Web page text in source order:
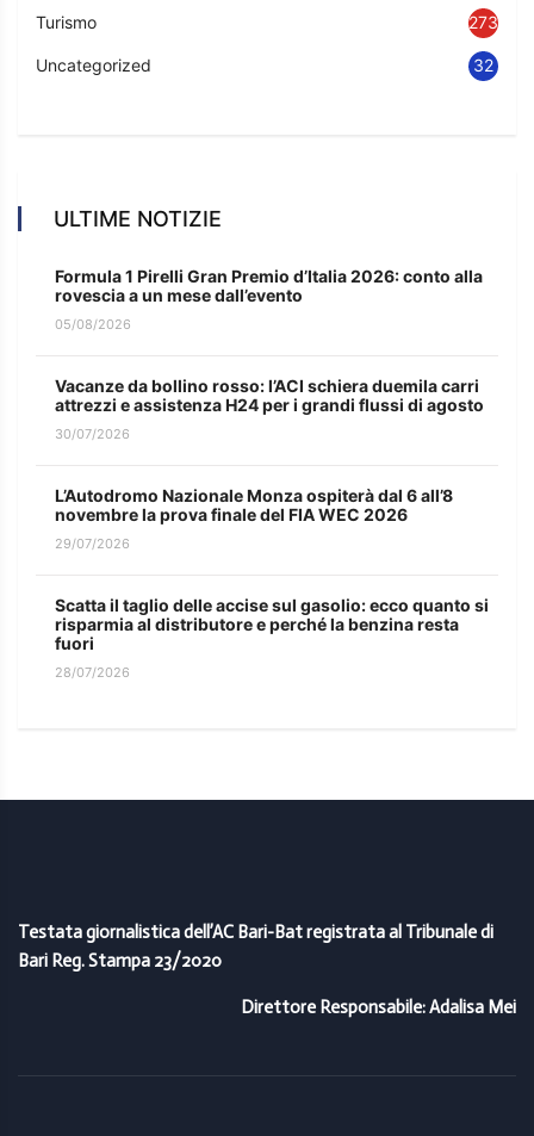
Turismo 273
Uncategorized 32
ULTIME NOTIZIE
Formula 1 Pirelli Gran Premio d’Italia 2026: conto alla
rovescia a un mese dall’evento
05/08/2026
Vacanze da bollino rosso: l’ACI schiera duemila carri
attrezzi e assistenza H24 per i grandi flussi di agosto
30/07/2026
L’Autodromo Nazionale Monza ospiterà dal 6 all’8
novembre la prova finale del FIA WEC 2026
29/07/2026
Scatta il taglio delle accise sul gasolio: ecco quanto si
risparmia al distributore e perché la benzina resta
fuori
28/07/2026
Testata giornalistica dell’AC Bari-Bat registrata al Tribunale di
Bari Reg. Stampa 23/2020
Direttore Responsabile: Adalisa Mei